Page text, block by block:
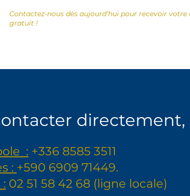
Contactez-nous dès aujourd’hui pour recevoir votre
gratuit !
directement,
: +336 8585 3511
: +590 6909 71449.
02 51 58 42 68 (ligne locale)